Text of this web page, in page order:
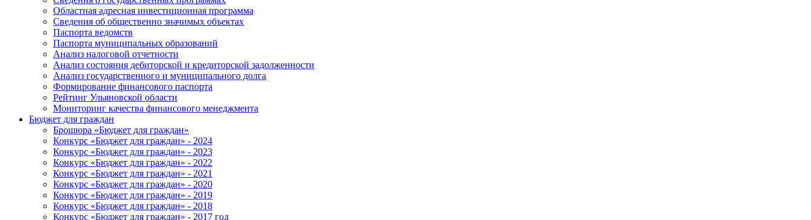
Областная адресная инвестиционная программа
Сведения об общественно значимых объектах
Паспорта ведомств
Паспорта муниципальных образований
Анализ налоговой отчетности
Анализ состояния дебиторской и кредиторской задолженности
Анализ государственного и муниципального долга
Формирование финансового паспорта
Рейтинг Ульяновской области
Мониторинг качества финансового менеджмента
Бюджет для граждан
Брошюра «Бюджет для граждан»
Конкурс «Бюджет для граждан» - 2024
Конкурс «Бюджет для граждан» - 2023
Конкурс «Бюджет для граждан» - 2022
Конкурс «Бюджет для граждан» - 2021
Конкурс «Бюджет для граждан» - 2020
Конкурс «Бюджет для граждан» - 2019
Конкурс «Бюджет для граждан» - 2018
Конкурс «Бюджет для граждан» - 2017 год